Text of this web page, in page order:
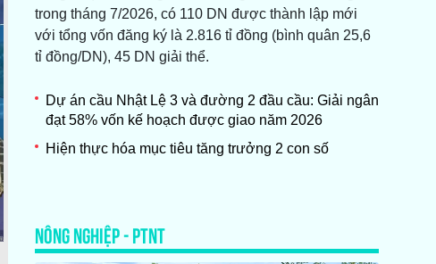
trong tháng 7/2026, có 110 DN được thành lập mới
với tổng vốn đăng ký là 2.816 tỉ đồng (bình quân 25,6
tỉ đồng/DN), 45 DN giải thể.
Dự án cầu Nhật Lệ 3 và đường 2 đầu cầu: Giải ngân
đạt 58% vốn kế hoạch được giao năm 2026
Hiện thực hóa mục tiêu tăng trưởng 2 con số
NÔNG NGHIỆP - PTNT